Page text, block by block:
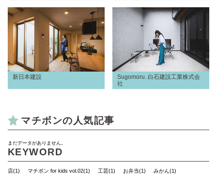
新日本建設
Sugomoru. 白石建設工業株式会
社
マチボンの人気記事
まだデータがありません。
KEYWORD
店(1) マチボン for kids vol.02(1) 工芸(1) お弁当(1)
みかん(1)